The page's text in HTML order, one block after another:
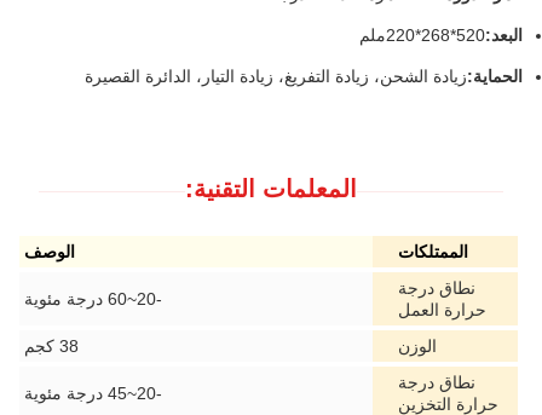
البعد:520*268*220ملم
الحماية:زيادة الشحن، زيادة التفريغ، زيادة التيار، الدائرة القصيرة
المعلمات التقنية:
الممتلكات
الوصف
نطاق درجة
حرارة العمل
-20~60 درجة مئوية
الوزن
38 كجم
نطاق درجة
حرارة التخزين
-20~45 درجة مئوية